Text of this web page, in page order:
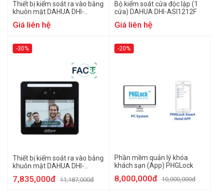
Thiết bị kiểm soát ra vào bằng
khuôn mặt DAHUA DHI-
Giá liên hệ
Bộ kiểm soát cửa độc lập (1
cửa) DAHUA DHI-ASI1212F
Giá liên hệ
-30%
Thiết bị kiểm soát ra vào bằng
khuôn mặt DAHUA DHI-
7,835,000đ 11,187,000đ
-20%
Phần mềm quản lý khóa
khách sạn (App) PHGLock
8,000,000đ 10,000,000đ